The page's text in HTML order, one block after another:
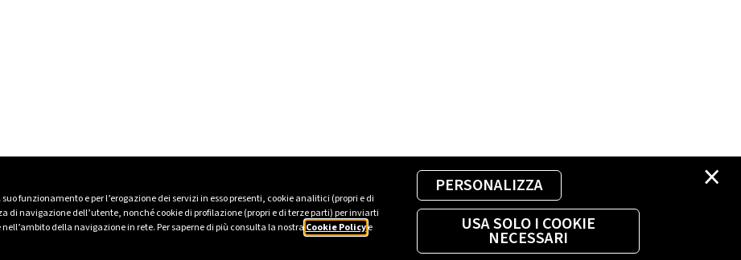
funzionamento e per l’erogazione dei servizi in esso presenti, cookie analitici (propri e di
di navigazione dell’utente, nonché cookie di profilazione (propri e di terze parti) per inviarti
della navigazione in rete. Per saperne di più consulta la nostra Cookie Policye
×
PERSONALIZZA
USA SOLO I COOKIE
NECESSARI